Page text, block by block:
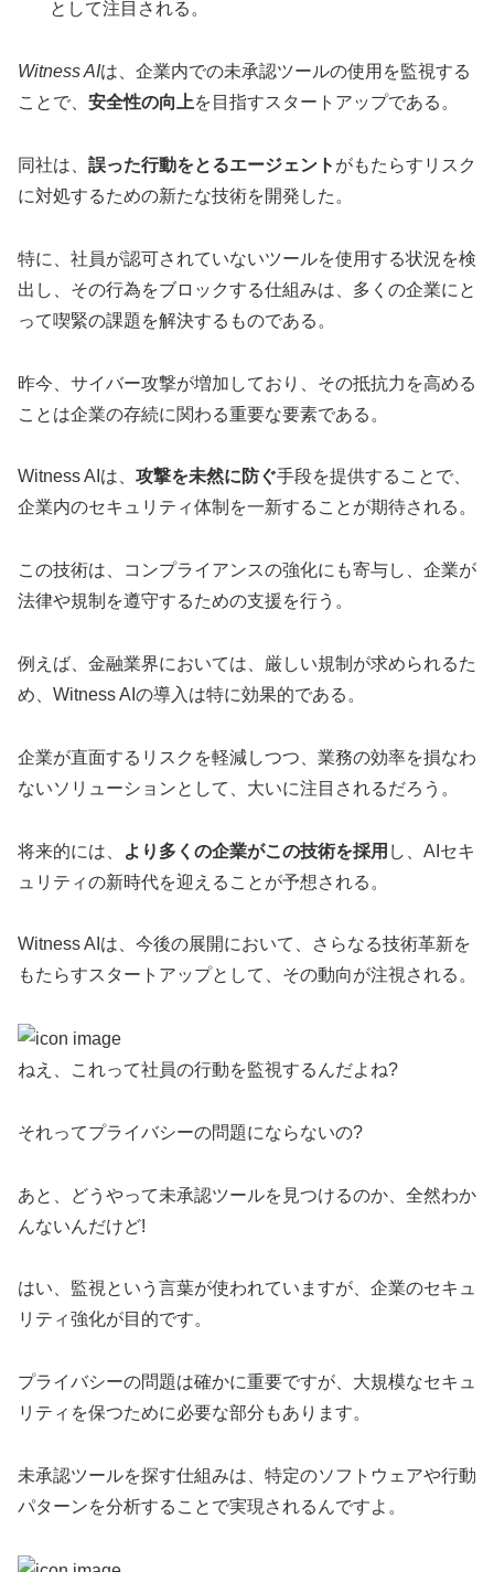
として注目される。
Witness AIは、企業内での未承認ツールの使用を監視する
ことで、 安全性の向上を目指すスタートアップである。
同社は、 誤った行動をとるエージェント がもたらすリスク
に対処するための新たな技術を開発した。
特に、社員が認可されていないツールを使用する状況を検
出し、その行為をブロックする仕組みは、多くの企業にと
って喫緊の課題を解決するものである。
昨今、サイバー攻撃が増加しており、その抵抗力を高める
ことは企業の存続に関わる重要な要素である。
Witness AIは、 攻撃を未然に防ぐ手段を提供することで、
企業内のセキュリティ体制を一新することが期待される。
この技術は、コンプライアンスの強化にも寄与し、企業が
法律や規制を遵守するための支援を行う。
例えば、金融業界においては、厳しい規制が求められるた
め、Witness AIの導入は特に効果的である。
企業が直面するリスクを軽減しつつ、業務の効率を損なわ
ないソリューションとして、大いに注目されるだろう。
将来的には、 より多くの企業がこの技術を採用 し、AIセキ
ュリティの新時代を迎えることが予想される。
Witness AIは、今後の展開において、さらなる技術革新を
もたらすスタートアップとして、その動向が注視される。
ねえ、これって社員の行動を監視するんだよね?
それってプライバシーの問題にならないの?
あと、どうやって未承認ツールを見つけるのか、全然わか
んないんだけど!
はい、監視という言葉が使われていますが、企業のセキュ
リティ強化が目的です。
プライバシーの問題は確かに重要ですが、大規模なセキュ
リティを保つために必要な部分もあります。
未承認ツールを探す仕組みは、特定のソフトウェアや行動
パターンを分析することで実現されるんですよ。